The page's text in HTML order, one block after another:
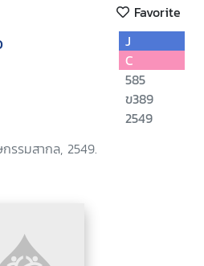
Favorite
รรมสากล, 2549.
J
C
585
ข389
2549